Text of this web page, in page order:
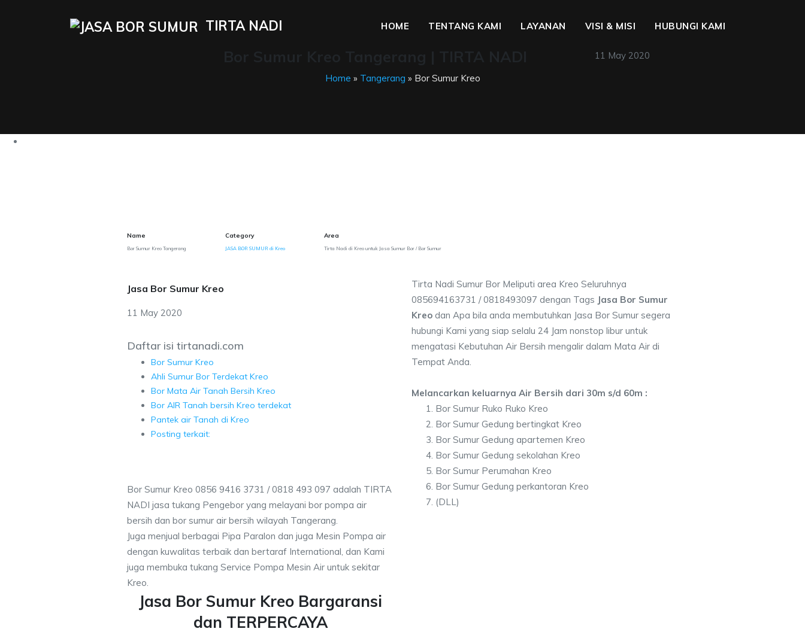
TIRTA NADI HOME TENTANG KAMI LAYANAN VISI & MISI HUBUNGI KAMI
11 May 2020
Home » Tangerang » Bor Sumur Kreo
Name
Bor Sumur Kreo Tangerang
Category
JASA BOR SUMUR di Kreo
Area
Tirta Nadi di Kreo untuk Jasa Sumur Bor / Bor Sumur
Jasa Bor Sumur Kreo
11 May 2020
Daftar isi tirtanadi.com
Bor Sumur Kreo
Ahli Sumur Bor Terdekat Kreo
Bor Mata Air Tanah Bersih Kreo
Bor AIR Tanah bersih Kreo terdekat
Pantek air Tanah di Kreo
Posting terkait:
Bor Sumur Kreo 0856 9416 3731 / 0818 493 097 adalah TIRTA
NADI jasa tukang Pengebor yang melayani bor pompa air
bersih dan bor sumur air bersih wilayah Tangerang.
Juga menjual berbagai Pipa Paralon dan juga Mesin Pompa air
dengan kuwalitas terbaik dan bertaraf International, dan Kami
juga membuka tukang Service Pompa Mesin Air untuk sekitar
Kreo.
Jasa Bor Sumur Kreo Bargaransi
dan TERPERCAYA
Tirta Nadi Sumur Bor Meliputi area Kreo Seluruhnya
085694163731 / 0818493097 dengan Tags Jasa Bor Sumur
Kreo dan Apa bila anda membutuhkan Jasa Bor Sumur segera
hubungi Kami yang siap selalu 24 Jam nonstop libur untuk
mengatasi Kebutuhan Air Bersih mengalir dalam Mata Air di
Tempat Anda.
Melancarkan keluarnya Air Bersih dari 30m s/d 60m :
Bor Sumur Ruko Ruko Kreo
Bor Sumur Gedung bertingkat Kreo
Bor Sumur Gedung apartemen Kreo
Bor Sumur Gedung sekolahan Kreo
Bor Sumur Perumahan Kreo
Bor Sumur Gedung perkantoran Kreo
(DLL)